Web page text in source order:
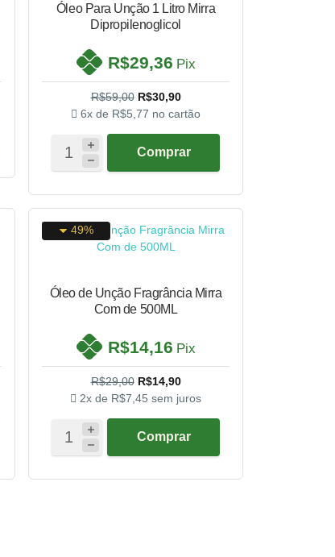
Óleo Para Unção 1 Litro Mirra
Dipropilenoglicol
R$29,36 Pix
R$59,00 R$30,90
6x de R$5,77 no cartão
Comprar
49%
Óleo de Unção Fragrância Mirra
Com de 500ML
R$14,16 Pix
R$29,00 R$14,90
2x de R$7,45 sem juros
Comprar